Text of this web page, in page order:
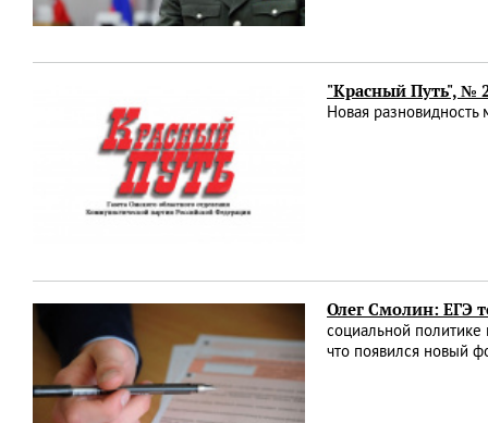
"Красный Путь", №
Новая
Олег Смолин: ЕГЭ
социальной политике
что появился новый